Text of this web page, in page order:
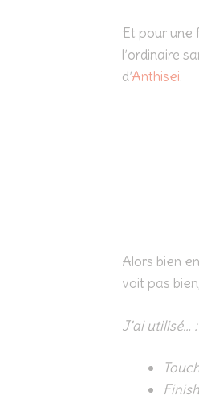
Et pour une
l’ordinaire
d’Anthisei.
Alors bien
voit pas
J’ai utilisé… :